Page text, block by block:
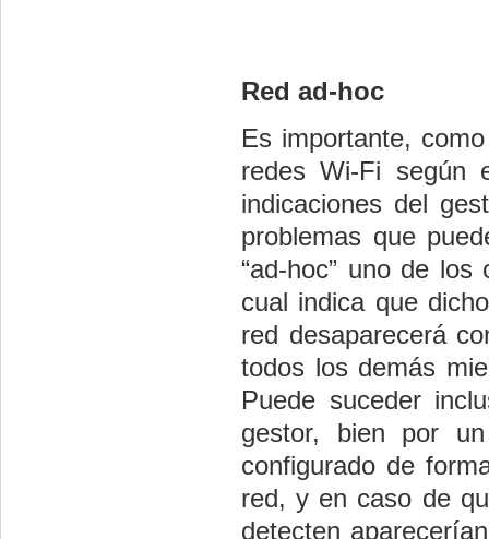
Red ad-hoc
Es importante,
redes Wi-Fi según
indicaciones del
problemas que
“ad-hoc” uno de
cual indica que
red desaparecerá
todos los demás
Puede suceder
gestor, bien por
configurado de
red, y en caso de
detecten